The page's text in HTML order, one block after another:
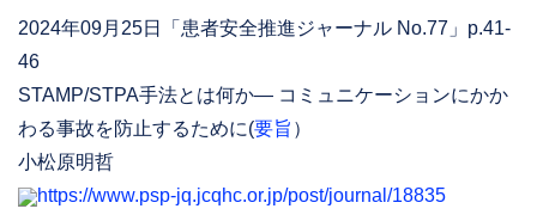
2024年09月25日「患者安全推進ジャーナル No.77」p.41-
46
STAMP/STPA手法とは何か― コミュニケーションにかか
わる事故を防止するために(要旨 ）
小松原明哲
https://www.psp-jq.jcqhc.or.jp/post/journal/18835